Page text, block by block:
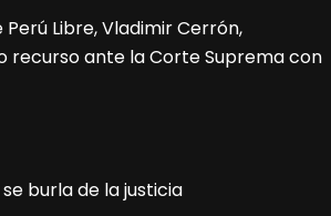
Libre, Vladimir Cerrón,
recurso ante la Corte Suprema con